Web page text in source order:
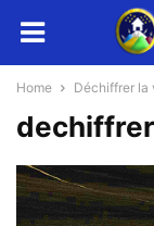
Home Déchiffrer la